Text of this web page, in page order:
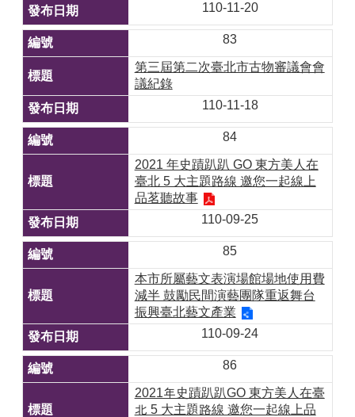
110-11-20
83
第三屆第二次臺北市古物審議會會
議紀錄
110-11-18
84
2021 年史蹟趴趴 GO 東方美人在
臺北 5 大主題路線 邀您一起線上
品茗聽故事
110-09-25
85
本市所屬藝文表演場館場地使用費
減半 鼓勵民間演藝團隊重返舞台
振興臺北藝文產業
110-09-24
86
2021年史蹟趴趴GO 東方美人在臺
北 5 大主題路線 邀您一起線上品